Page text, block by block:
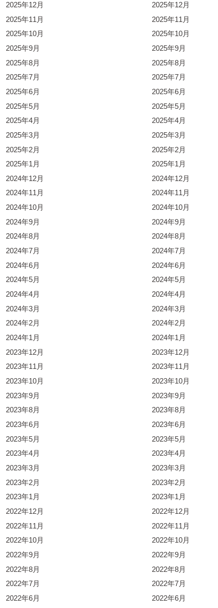
2025年12月
2025年11月
2025年10月
2025年9月
2025年8月
2025年7月
2025年6月
2025年5月
2025年4月
2025年3月
2025年2月
2025年1月
2024年12月
2024年11月
2024年10月
2024年9月
2024年8月
2024年7月
2024年6月
2024年5月
2024年4月
2024年3月
2024年2月
2024年1月
2023年12月
2023年11月
2023年10月
2023年9月
2023年8月
2023年6月
2023年5月
2023年4月
2023年3月
2023年2月
2023年1月
2022年12月
2022年11月
2022年10月
2022年9月
2022年8月
2022年7月
2022年6月
2025年12月
2025年11月
2025年10月
2025年9月
2025年8月
2025年7月
2025年6月
2025年5月
2025年4月
2025年3月
2025年2月
2025年1月
2024年12月
2024年11月
2024年10月
2024年9月
2024年8月
2024年7月
2024年6月
2024年5月
2024年4月
2024年3月
2024年2月
2024年1月
2023年12月
2023年11月
2023年10月
2023年9月
2023年8月
2023年6月
2023年5月
2023年4月
2023年3月
2023年2月
2023年1月
2022年12月
2022年11月
2022年10月
2022年9月
2022年8月
2022年7月
2022年6月